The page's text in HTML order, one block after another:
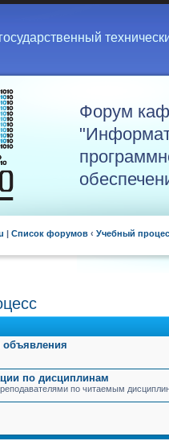
Форум
| Список форумов ‹ Учебный
объявления
по дисциплинам
по читаемым